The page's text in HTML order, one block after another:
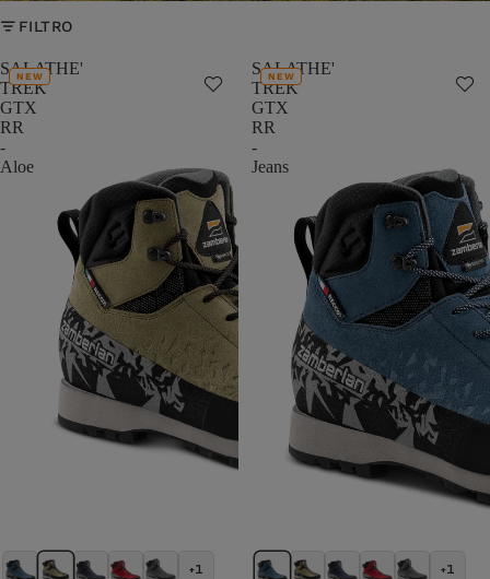
FILTRO
SALATHE'
TREK
GTX
RR
-
Aloe
NEW
+1
SALATHE'
TREK
GTX
RR
-
Jeans
NEW
+1